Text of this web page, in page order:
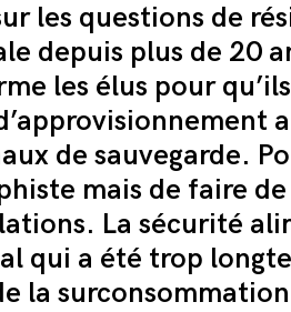
les questions de
depuis plus de 20
les élus pour
de sauvegarde.
mais de faire
La sécurité
qui a été trop
la